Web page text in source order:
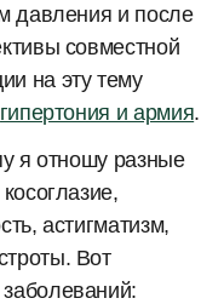
давления и после
совместной
на эту тему
гипертония и армия.
я отношу разные
астигматизм,
Вот